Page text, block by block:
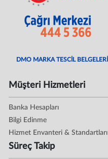
DMO MARKA TESCİL BELGELERİ
Müşteri Hizmetleri
Banka Hesapları
Bilgi Edinme
Hizmet Envanteri & Standartları
Süreç Takip